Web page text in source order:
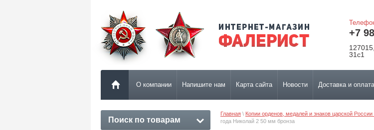
+7
31с1
О компании Напишите нам Карта сайта Новости Доставка и оплата
Поиск по товарам
Главная \ Копии орденов, медалей и знаков царской
года Николай 2 50 мм бронза